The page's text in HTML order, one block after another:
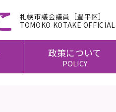
札幌市議会議員［豊平区］
TOMOKO KOTAKE
政策について
POLICY